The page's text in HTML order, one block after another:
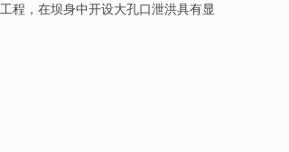
工程，在坝身中开设大孔口泄洪具有显